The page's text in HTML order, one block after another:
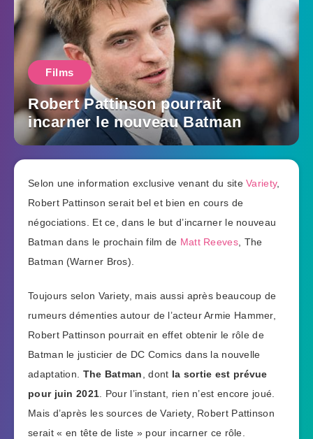
Films
Robert Pattinson pourrait
incarner le nouveau Batman
Selon une information exclusive venant du siteVariety,
Robert Pattinson serait bel et bien en cours de
négociations. Et ce, dans le but d’incarner le nouveau
Batman dans le prochain film de Matt Reeves, The
Batman (Warner Bros).
Toujours selon Variety, mais aussi après beaucoup de
rumeurs démenties autour de l’acteur Armie Hammer,
Robert Pattinson pourrait en effet obtenir le rôle de
Batman le justicier de DC Comics dans la nouvelle
adaptation. The Batman , dont la sortie est prévue
pour juin 2021 . Pour l’instant, rien n’est encore joué.
Mais d’après les sources de Variety, Robert Pattinson
serait « en tête de liste » pour incarner ce rôle.